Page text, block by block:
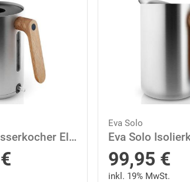
Eva Solo Wasserkocher Elektrischer
€
Eva Solo
99,95 €
inkl. 19% MwSt.